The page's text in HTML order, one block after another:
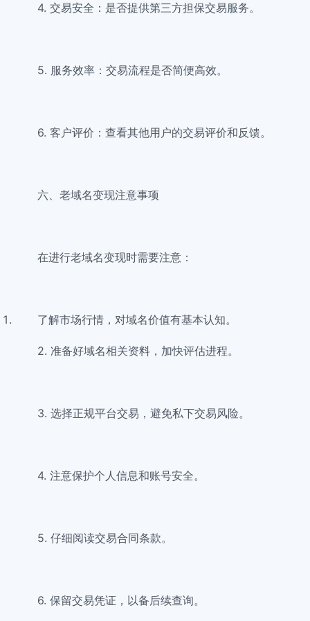
4. 交易安全：是否提供第三方担保交易服务。
5. 服务效率：交易流程是否简便高效。
6. 客户评价：查看其他用户的交易评价和反馈。
六、老域名变现注意事项
在进行老域名变现时需要注意：
了解市场行情，对域名价值有基本认知。
2. 准备好域名相关资料，加快评估进程。
3. 选择正规平台交易，避免私下交易风险。
4. 注意保护个人信息和账号安全。
5. 仔细阅读交易合同条款。
6. 保留交易凭证，以备后续查询。